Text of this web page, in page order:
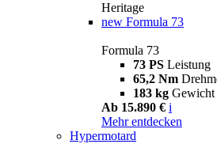
Heritage
new Formula 73
Formula 73
73 PS Leistung
65,2 Nm
183 kg
Ab 15.890 € i
Mehr entdecken
Hypermotard